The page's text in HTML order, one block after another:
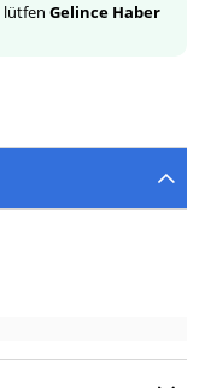
lütfen Gelince Haber